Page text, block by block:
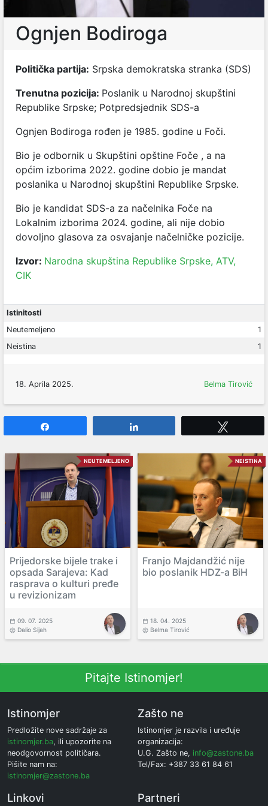
Ognjen Bodiroga
Politička partija: Srpska demokratska stranka (SDS)
Trenutna pozicija: Poslanik u Narodnoj skupštini
Republike Srpske; Potpredsjednik SDS-a
Ognjen Bodiroga rođen je 1985. godine u Foči.
Bio je odbornik u Skupštini opštine Foče , a na
općim izborima 2022. godine dobio je mandat
poslanika u Narodnoj skupštini Republike Srpske.
Bio je kandidat SDS-a za načelnika Foče na
Lokalnim izborima 2024. godine, ali nije dobio
dovoljno glasova za osvajanje načelničke pozicije.
Izvor: Narodna skupština Republike Srpske, ATV,
CIK
Istinitosti
Neutemeljeno
1
Neistina
1
18. Aprila 2025. Belma Tirović
NEUTEMELJENO
Prijedorske bijele trake i
opsada Sarajeva: Kad
rasprava o kulturi pređe
u revizionizam
09. 07. 2025
Dalio Sijah
NEISTINA
Franjo Majdandžić nije
bio poslanik HDZ-a BiH
18. 04. 2025
Belma Tirović
Pitajte Istinomjer!
Istinomjer
Predložite nove sadržaje za
istinomjer.ba, ili upozorite na
neodgovornost političara.
Pišite nam na:
istinomjer@zastone.ba
Zašto ne
Istinomjer je razvila i uređuje
organizacija:
U.G. Zašto ne, info@zastone.ba
Tel/Fax: +387 33 61 84 61
Linkovi Partneri